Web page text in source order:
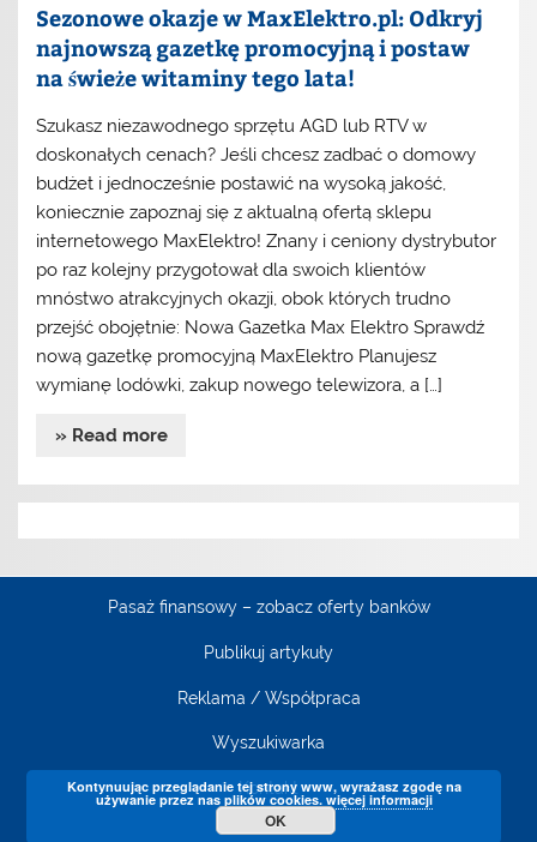
Sezonowe okazje w MaxElektro.pl: Odkryj
najnowszą gazetkę promocyjną i postaw
na świeże witaminy tego lata!
Szukasz niezawodnego sprzętu AGD lub RTV w
doskonałych cenach? Jeśli chcesz zadbać o domowy
budżet i jednocześnie postawić na wysoką jakość,
koniecznie zapoznaj się z aktualną ofertą sklepu
internetowego MaxElektro! Znany i ceniony dystrybutor
po raz kolejny przygotował dla swoich klientów
mnóstwo atrakcyjnych okazji, obok których trudno
przejść obojętnie: Nowa Gazetka Max Elektro Sprawdź
nową gazetkę promocyjną MaxElektro Planujesz
wymianę lodówki, zakup nowego telewizora, a […]
» Read more
Pasaż finansowy – zobacz oferty banków
Publikuj artykuły
Reklama / Współpraca
Wyszukiwarka
Kontakt
Kontynuując przeglądanie tej strony www, wyrażasz zgodę na
używanie przez nas plików cookies. więcej informacji
OK